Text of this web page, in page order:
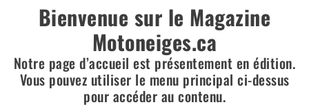
Bienvenue sur le Magazine
Motoneiges.ca
Notre page d’accueil est présentement en édition.
Vous pouvez utiliser le menu principal ci-dessus
pour accéder au contenu.